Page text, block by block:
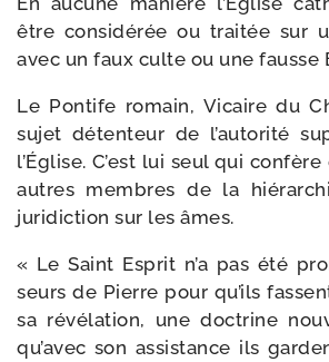
être consi­dé­rée ou trai­tée sur
avec un faux culte ou une fausse
Le Pontife romain, Vicaire du
sujet déten­teur de l’autorité
l’Église. C’est lui seul qui
autres membres de la
juri­dic­tion sur les âmes.
« Le Saint Esprit n’a pas été
seurs de Pierre pour qu’ils
sa révé­la­tion, une doc­trine
qu’avec son assis­tance ils